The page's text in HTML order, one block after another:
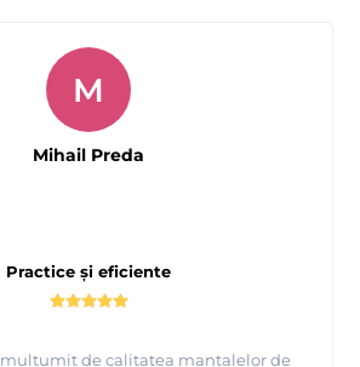
Practice și eficiente
mulțumit de calitatea mantalelor de
M
Mihail Preda